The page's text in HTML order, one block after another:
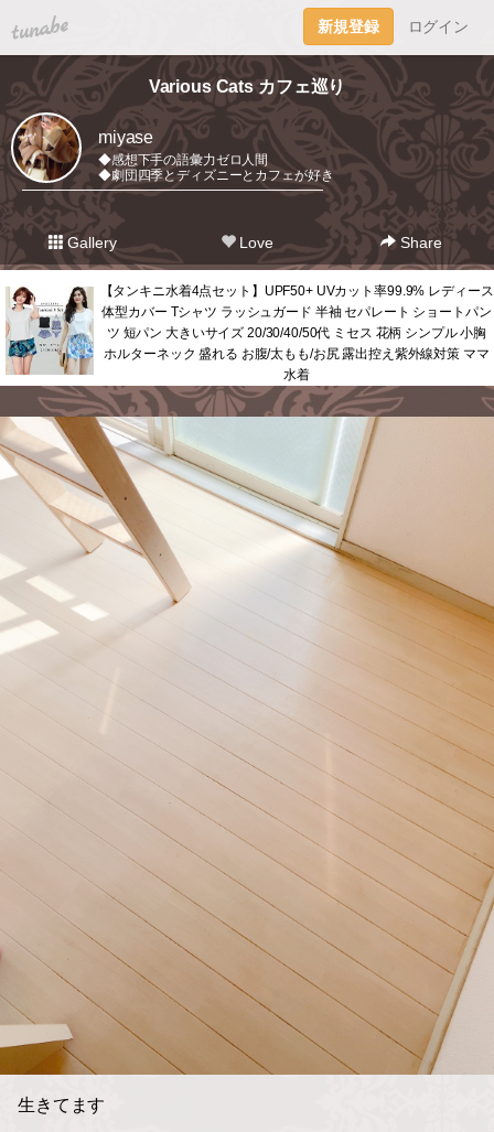
tuna.be 新規登録 ログイン
Various Cats カフェ巡り
miyase
◆感想下手の語彙力ゼロ人間
◆劇団四季とディズニーとカフェが好き
━━━━━━━━━━━━━━━━━━━━━━━
Gallery Love Share
【タンキニ水着4点セット】UPF50+ UVカット率99.9% レディース
体型カバー Tシャツ ラッシュガード 半袖 セパレート ショートパン
ツ 短パン 大きいサイズ 20/30/40/50代 ミセス 花柄 シンプル 小胸
ホルターネック 盛れる お腹/太もも/お尻 露出控え紫外線対策 ママ
水着
生きてます